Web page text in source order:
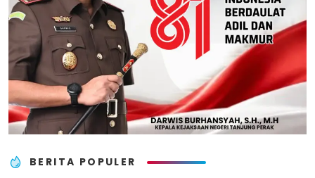
BERITA POPULER